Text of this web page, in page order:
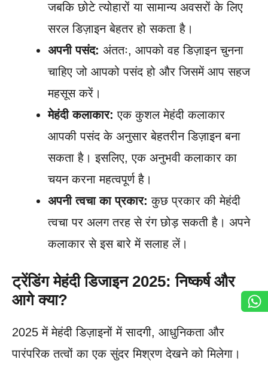
जबकि छोटे त्योहारों या सामान्य अवसरों के लिए
सरल डिज़ाइन बेहतर हो सकता है।
अपनी पसंद: अंततः, आपको वह डिज़ाइन चुनना
चाहिए जो आपको पसंद हो और जिसमें आप सहज
महसूस करें।
मेहंदी कलाकार: एक कुशल मेहंदी कलाकार
आपकी पसंद के अनुसार बेहतरीन डिज़ाइन बना
सकता है। इसलिए, एक अनुभवी कलाकार का
चयन करना महत्वपूर्ण है।
अपनी त्वचा का प्रकार: कुछ प्रकार की मेहंदी
त्वचा पर अलग तरह से रंग छोड़ सकती है। अपने
कलाकार से इस बारे में सलाह लें।
ट्रेंडिंग मेहंदी डिजाइन 2025: निष्कर्ष और
आगे क्या?
2025 में मेहंदी डिज़ाइनों में सादगी, आधुनिकता और
पारंपरिक तत्वों का एक सुंदर मिश्रण देखने को मिलेगा।